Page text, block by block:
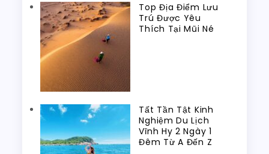
Top Địa Điểm Lưu
Trú Được Yêu
Thích Tại Mũi Né
Tất Tần Tật Kinh
Nghiệm Du Lịch
Vĩnh Hy 2 Ngày 1
Đêm Từ A Đến Z